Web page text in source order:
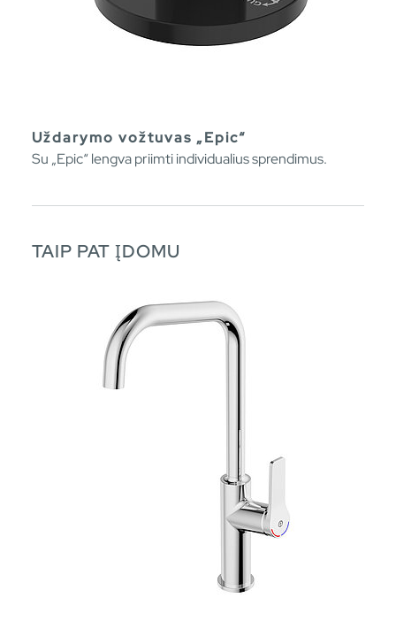
Uždarymo vožtuvas „Epic“
Su „Epic“ lengva priimti individualius sprendimus.
TAIP PAT ĮDOMU